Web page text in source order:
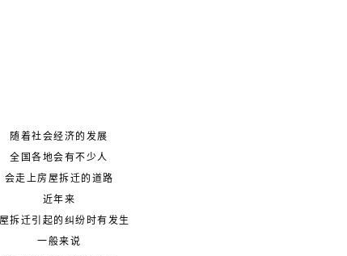
随着社会经济的发展
全国各地会有不少人
会走上房屋拆迁的道路
近年来
拆迁引起的纠纷时有发生
一般来说